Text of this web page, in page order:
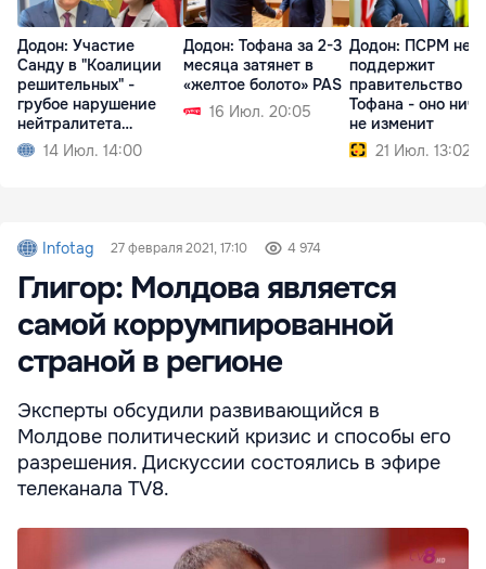
Додон: Участие
Санду в "Коалиции
решительных" -
грубое нарушение
нейтралитета
Молдовы
14 Июл. 14:00
Додон: Тофана за 2-3
месяца затянет в
«желтое болото» PAS
16 Июл. 20:05
Додон: ПСРМ не
поддержит
правительство
Тофана - оно
не изменит
21 Июл. 13:02
Infotag 27 февраля 2021, 17:10 4 974
Глигор: Молдова является
самой коррумпированной
страной в регионе
Эксперты обсудили развивающийся в
Молдове политический кризис и способы его
разрешения. Дискуссии состоялись в эфире
телеканала TV8.